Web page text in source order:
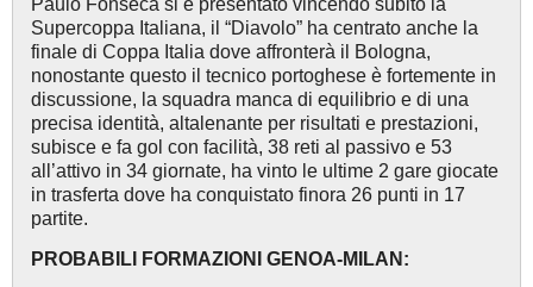
Supercoppa Italiana, il “Diavolo” ha centrato anche la
finale di Coppa Italia dove affronterà il Bologna,
nonostante questo il tecnico portoghese è fortemente in
discussione, la squadra manca di equilibrio e di una
precisa identità, altalenante per risultati e prestazioni,
subisce e fa gol con facilità, 38 reti al passivo e 53
all’attivo in 34 giornate, ha vinto le ultime 2 gare giocate
in trasferta dove ha conquistato finora 26 punti in 17
partite.
PROBABILI FORMAZIONI GENOA-MILAN: